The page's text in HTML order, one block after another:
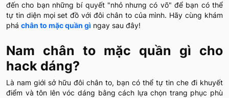
đến cho bạn những bí quyết "nhỏ nhưng có võ" để bạn có thể
tự tin diện mọi set đồ với đôi chân to của mình. Hãy cùng khám
phá chân to mặc quần gì ngay sau đây!
Nam chân to mặc quần gì cho
hack dáng?
Là nam giới sở hữu đôi chân to, bạn có thể tự tin che đi khuyết
điểm và tôn lên vóc dáng bằng cách lựa chọn trang phục phù